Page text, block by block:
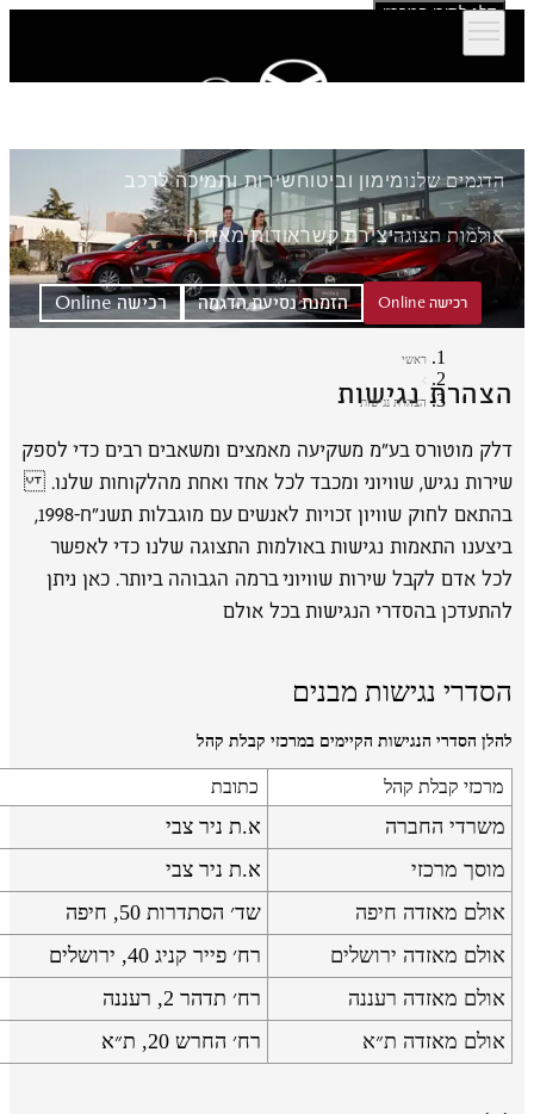
דלג לתוכן המרכזי
הדגמים שלנומימון וביטוחשירות ותמיכה לרכב
אולמות תצוגהיצירת קשראודות מאזדה
רכישה Online הזמנת נסיעת הדגמה רכישה Online
ראשי
הצהרת נגישות
הצהרת נגישות
דלק מוטורס בע"מ משקיעה מאמצים ומשאבים רבים כדי לספק
שירות נגיש, שוויוני ומכבד לכל אחד ואחת מהלקוחות שלנו.
בהתאם לחוק שוויון זכויות לאנשים עם מוגבלות תשנ״ח-1998,
ביצענו התאמות נגישות באולמות התצוגה שלנו כדי לאפשר
לכל אדם לקבל שירות שוויוני ברמה הגבוהה ביותר. כאן ניתן
להתעדכן בהסדרי הנגישות בכל אולם
הסדרי נגישות מבנים
להלן הסדרי הנגישות הקיימים במרכזי קבלת קהל
מרכזי קבלת קהל כתובת
משרדי החברה
א.ת ניר צבי
מוסך מרכזי
א.ת ניר צבי
אולם מאזדה חיפה
שד׳ הסתדרות 50, חיפה
אולם מאזדה ירושלים
רח׳ פייר קניג 40, ירושלים
אולם מאזדה רעננה
רח׳ תדהר 2, רעננה
אולם מאזדה ת״א
רח׳ החרש 20, ת״א